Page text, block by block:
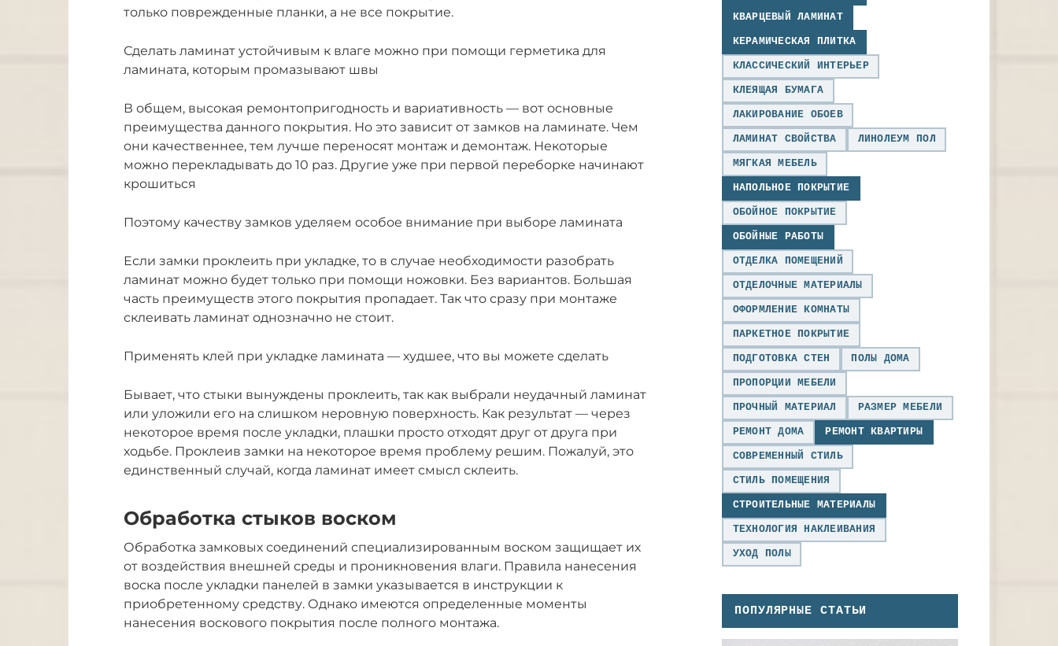
только поврежденные планки, а не все покрытие.
Сделать ламинат устойчивым к влаге можно при помощи герметика для
ламината, которым промазывают швы
В общем, высокая ремонтопригодность и вариативность — вот основные
преимущества данного покрытия. Но это зависит от замков на ламинате. Чем
они качественнее, тем лучше переносят монтаж и демонтаж. Некоторые
можно перекладывать до 10 раз. Другие уже при первой переборке начинают
крошиться
Поэтому качеству замков уделяем особое внимание при выборе ламината
Если замки проклеить при укладке, то в случае необходимости разобрать
ламинат можно будет только при помощи ножовки. Без вариантов. Большая
часть преимуществ этого покрытия пропадает. Так что сразу при монтаже
склеивать ламинат однозначно не стоит.
Применять клей при укладке ламината — худшее, что вы можете сделать
Бывает, что стыки вынуждены проклеить, так как выбрали неудачный ламинат
или уложили его на слишком неровную поверхность. Как результат — через
некоторое время после укладки, плашки просто отходят друг от друга при
ходьбе. Проклеив замки на некоторое время проблему решим. Пожалуй, это
единственный случай, когда ламинат имеет смысл склеить.
Обработка стыков воском
Обработка замковых соединений специализированным воском защищает их
от воздействия внешней среды и проникновения влаги. Правила нанесения
воска после укладки панелей в замки указывается в инструкции к
приобретенному средству. Однако имеются определенные моменты
нанесения воскового покрытия после полного монтажа.
КВАРЦЕВЫЙ ЛАМИНАТ
КЕРАМИЧЕСКАЯ ПЛИТКА
КЛАССИЧЕСКИЙ ИНТЕРЬЕР
КЛЕЯЩАЯ БУМАГА
ЛАКИРОВАНИЕ ОБОЕВ
ЛАМИНАТ СВОЙСТВА ЛИНОЛЕУМ ПОЛ
МЯГКАЯ МЕБЕЛЬ
НАПОЛЬНОЕ ПОКРЫТИЕ
ОБОЙНОЕ ПОКРЫТИЕ
ОБОЙНЫЕ РАБОТЫ
ОТДЕЛКА ПОМЕЩЕНИЙ
ОТДЕЛОЧНЫЕ МАТЕРИАЛЫ
ОФОРМЛЕНИЕ КОМНАТЫ
ПАРКЕТНОЕ ПОКРЫТИЕ
ПОДГОТОВКА СТЕН ПОЛЫ ДОМА
ПРОПОРЦИИ МЕБЕЛИ
ПРОЧНЫЙ МАТЕРИАЛ РАЗМЕР МЕБЕЛИ
РЕМОНТ ДОМА РЕМОНТ КВАРТИРЫ
СОВРЕМЕННЫЙ СТИЛЬ
СТИЛЬ ПОМЕЩЕНИЯ
СТРОИТЕЛЬНЫЕ МАТЕРИАЛЫ
ТЕХНОЛОГИЯ НАКЛЕИВАНИЯ
УХОД ПОЛЫ
ПОПУЛЯРНЫЕ СТАТЬИ